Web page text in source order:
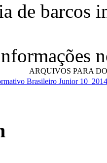
de barcos
ARQUIVOS PARA